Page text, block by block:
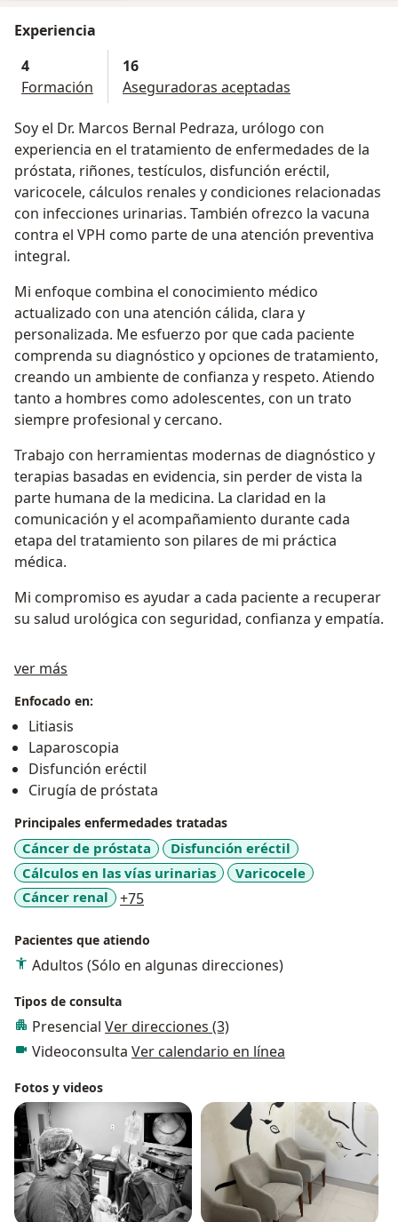
Experiencia
4
Formación
16
Aseguradoras aceptadas
Soy el Dr. Marcos Bernal Pedraza, urólogo con
experiencia en el tratamiento de enfermedades de la
próstata, riñones, testículos, disfunción eréctil,
varicocele, cálculos renales y condiciones relacionadas
con infecciones urinarias. También ofrezco la vacuna
contra el VPH como parte de una atención preventiva
integral.
Mi enfoque combina el conocimiento médico
actualizado con una atención cálida, clara y
personalizada. Me esfuerzo por que cada paciente
comprenda su diagnóstico y opciones de tratamiento,
creando un ambiente de confianza y respeto. Atiendo
tanto a hombres como adolescentes, con un trato
siempre profesional y cercano.
Trabajo con herramientas modernas de diagnóstico y
terapias basadas en evidencia, sin perder de vista la
parte humana de la medicina. La claridad en la
comunicación y el acompañamiento durante cada
etapa del tratamiento son pilares de mi práctica
médica.
Mi compromiso es ayudar a cada paciente a recuperar
su salud urológica con seguridad, confianza y empatía.
ver más
Enfocado en:
Litiasis
Laparoscopia
Disfunción eréctil
Cirugía de próstata
Principales enfermedades tratadas
Cáncer de próstata
Disfunción eréctil
Cálculos en las vías urinarias
Varicocele
Cáncer renal
+75a11y_sr_more_diseases
Pacientes que atiendo
Adultos (Sólo en algunas direcciones)
Tipos de consulta
Presencial Ver direcciones (3)
Videoconsulta Ver calendario en línea
Fotos y videos